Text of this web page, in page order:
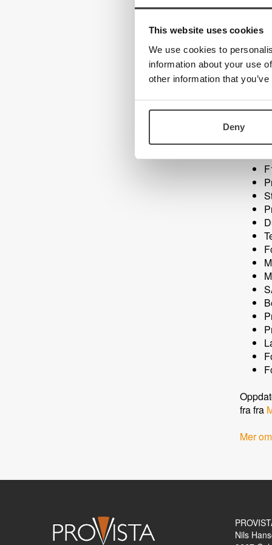
This website uses cookies
We use cookies to
information about your use
other information that
Deny
Feil
fra fra
Mer
Nils